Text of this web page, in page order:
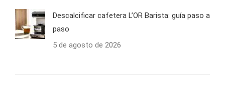
Descalcificar cafetera L’OR Barista: guía paso a
paso
5 de agosto de 2026